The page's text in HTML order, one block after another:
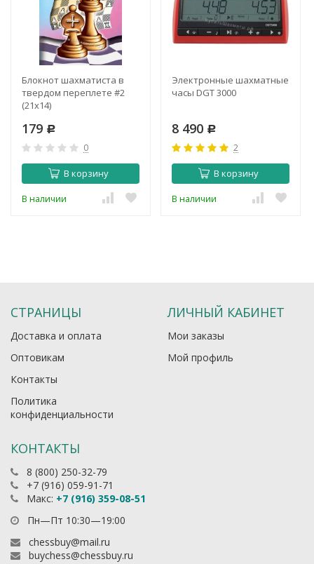
Блокнот шахматиста в
твердом переплете #2
(21x14)
179 Р
0
В корзину
В наличии
Электронные шахматные
часы DGT 3000
8 490 Р
2
В корзину
В наличии
СТРАНИЦЫ
Доставка и оплата
Оптовикам
Контакты
Политика
конфиденциальности
ЛИЧНЫЙ КАБИНЕТ
Мои заказы
Мой профиль
КОНТАКТЫ
8 (800) 250-32-79
+7 (916) 059-91-71
Макс: +7 (916) 359-08-51
Пн—Пт 10:30—19:00
chessbuy@mail.ru
buychess@chessbuy.ru